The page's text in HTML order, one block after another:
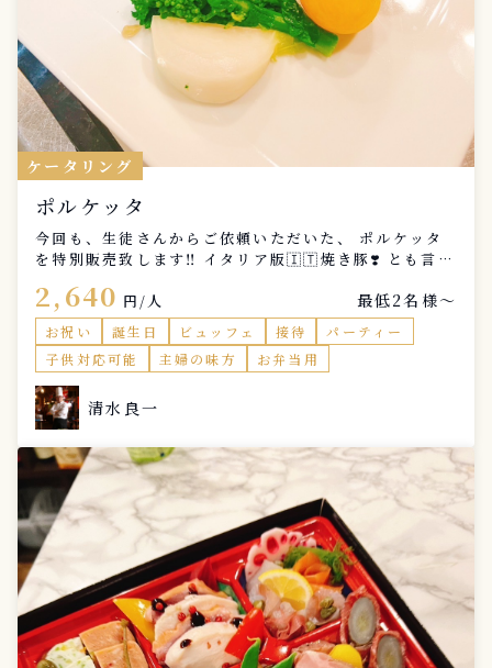
ケータリング
ポルケッタ
今回も、生徒さんからご依頼いただいた、 ポルケッタ
を特別販売致します‼️ イタリア版🇮🇹焼き豚❣️ とも言え
ズマリー、タイム、パセリ、にんにく、オリーブオイル
などを巻き込み、低温調理で柔らかく仕上げ、フライパ
ンでしっかり焼き色をつけてから、カットして提供しま
す‼️🇮🇹
2,640 円/人 最低2名様〜
お祝い 誕生日 ビュッフェ 接待
パーティー
子供対応可能
主婦の味方 お弁当用
清水良一